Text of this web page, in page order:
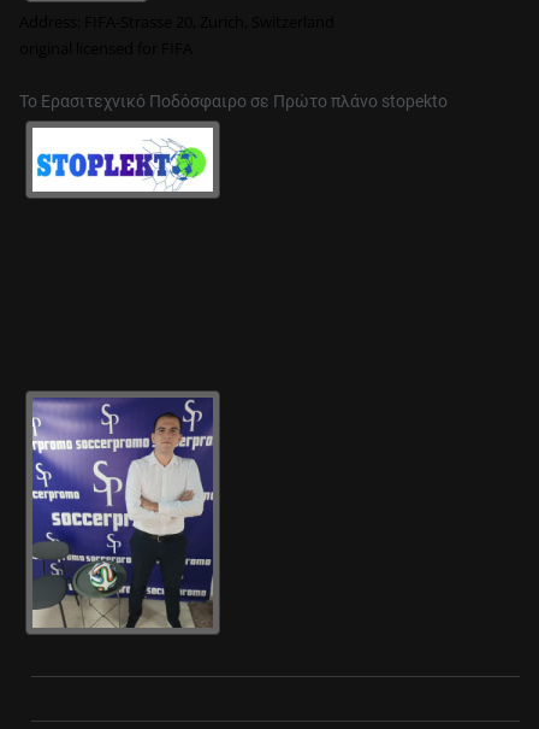
Το Ερασιτεχνικό Ποδόσφαιρο σε Πρώτο πλάνο stopekto